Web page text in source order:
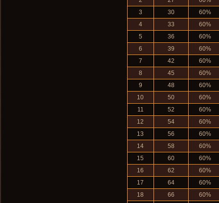
3
30
60%
4
33
60%
5
36
60%
6
39
60%
7
42
60%
8
45
60%
9
48
60%
10
50
60%
11
52
60%
12
54
60%
13
56
60%
14
58
60%
15
60
60%
16
62
60%
17
64
60%
18
66
60%